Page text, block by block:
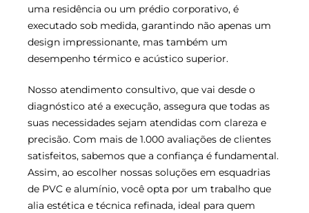
uma residência ou um prédio corporativo, é
executado sob medida, garantindo não apenas um
design impressionante, mas também um
desempenho térmico e acústico superior.
Nosso atendimento consultivo, que vai desde o
diagnóstico até a execução, assegura que todas as
suas necessidades sejam atendidas com clareza e
precisão. Com mais de 1.000 avaliações de clientes
satisfeitos, sabemos que a confiança é fundamental.
Assim, ao escolher nossas soluções em esquadrias
de PVC e alumínio, você opta por um trabalho que
alia estética e técnica refinada, ideal para quem